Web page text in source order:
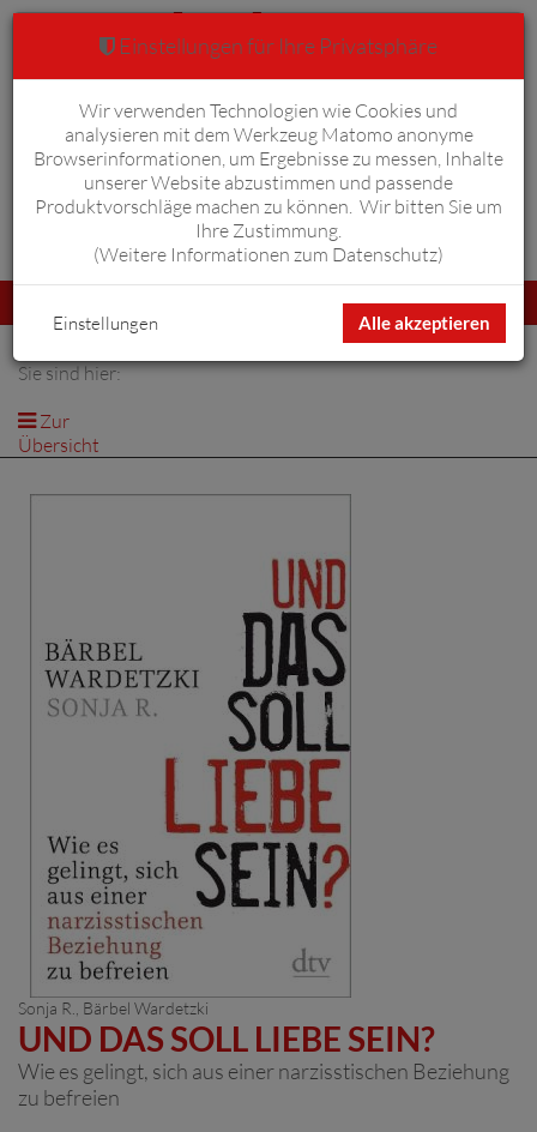
Anmelden Warenkorb 0
umschalten
Sie sind hier:
Zur
Übersicht
Sonja R. Bärbel Wardetzki
UND DAS SOLL LIEBE SEIN?
Wie es gelingt, sich aus einer narzisstischen Beziehung
zu befreien
Einstellungen für Ihre Privatsphäre
Wir verwenden Technologien wie Cookies und
analysieren mit dem Werkzeug Matomo anonyme
Browserinformationen, um Ergebnisse zu messen, Inhalte
unserer Website abzustimmen und passende
Produktvorschläge machen zu können. Wir bitten Sie um
Ihre Zustimmung.
(Weitere Informationen zum Datenschutz)
Alle akzeptieren
Einstellungen